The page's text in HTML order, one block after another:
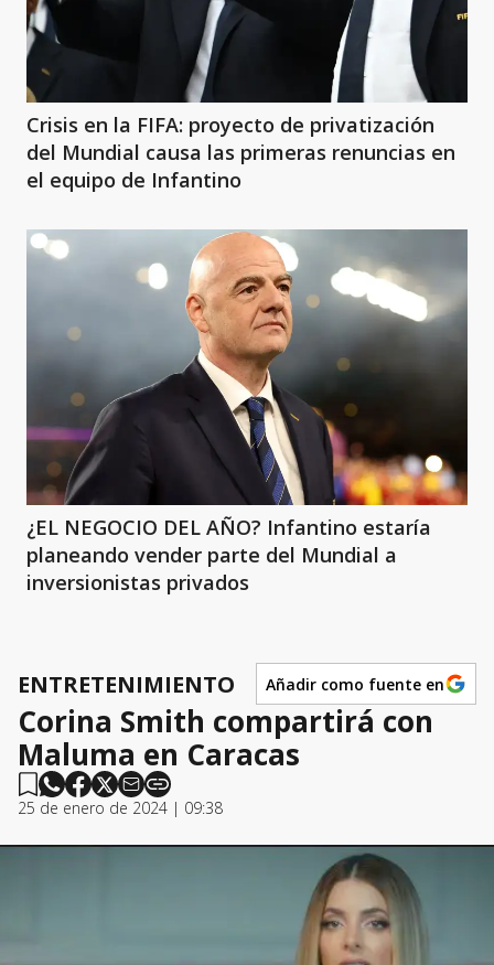
Crisis en la FIFA: proyecto de privatización
del Mundial causa las primeras renuncias en
el equipo de Infantino
¿EL NEGOCIO DEL AÑO? Infantino estaría
planeando vender parte del Mundial a
inversionistas privados
ENTRETENIMIENTO Añadir como fuente en
Corina Smith compartirá con
Maluma en Caracas
25 de enero de 2024 | 09:38